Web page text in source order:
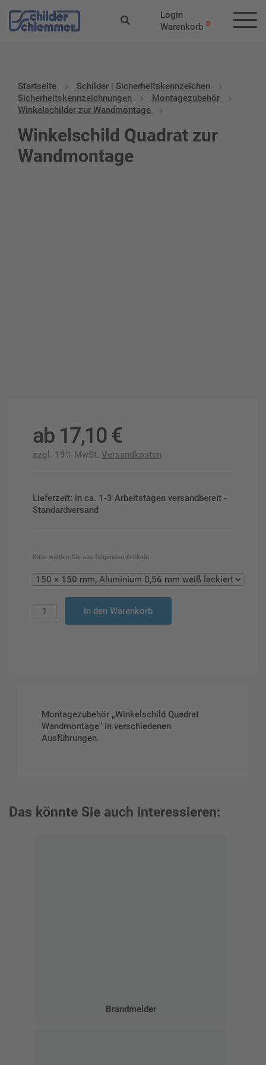
Login
Warenkorb 0
Startseite
Schilder | Sicherheitskennzeichen
Sicherheitskennzeichnungen
Montagezubehör
Winkelschilder zur Wandmontage
Winkelschild Quadrat zur
Wandmontage
ab 17,10 €
zzgl. 19% MwSt. Versandkosten
Lieferzeit: in ca. 1-3 Arbeitstagen versandbereit -
Standardversand
Bitte wählen Sie aus folgenden Artikeln
In den Warenkorb
Montagezubehör „Winkelschild Quadrat
Wandmontage" in verschiedenen
Ausführungen.
Das könnte Sie auch interessieren:
Brandmelder